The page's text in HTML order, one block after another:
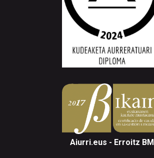
Aiurri.eus - Erroitz BM